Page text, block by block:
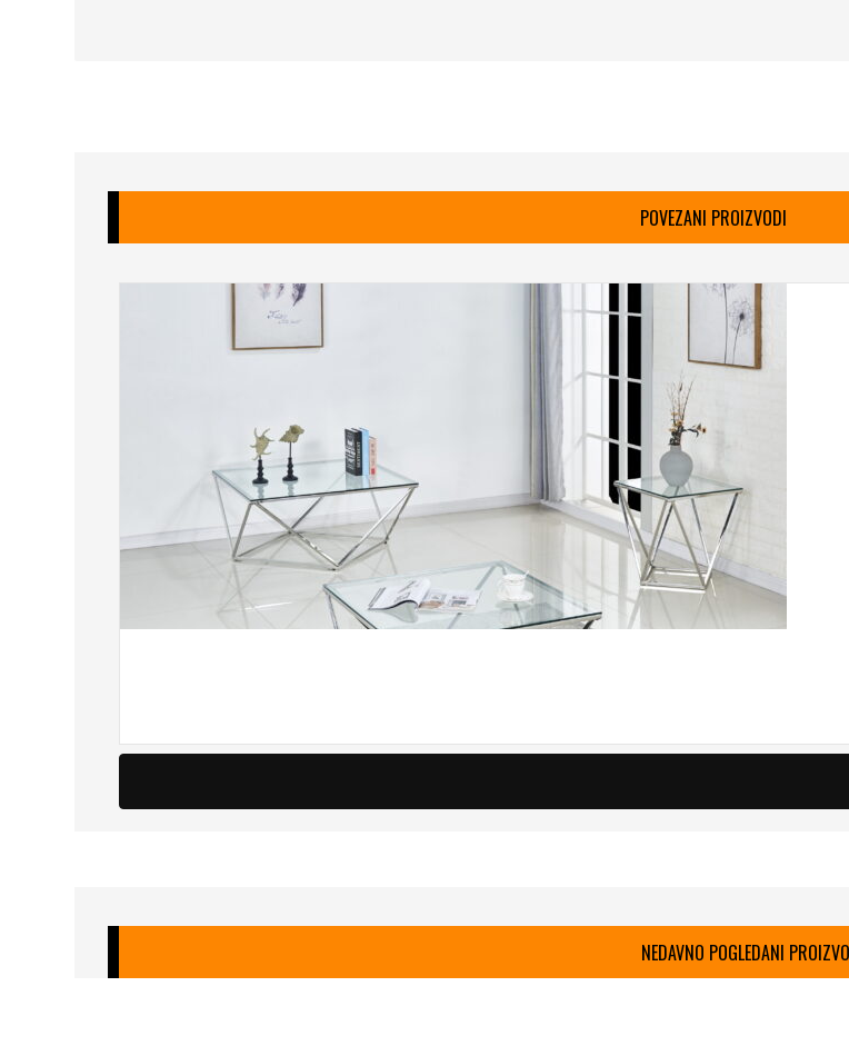
POVEZANI PROIZVODI
NEDAVNO POGLEDANI